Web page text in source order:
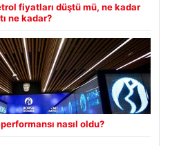
fiyatları düştü mü, ne kadar
ne kadar?
nasıl oldu?